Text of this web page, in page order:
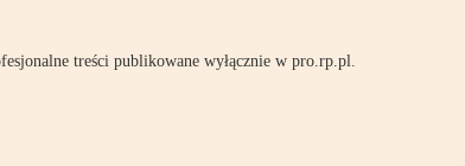
treści publikowane wyłącznie w pro.rp.pl.